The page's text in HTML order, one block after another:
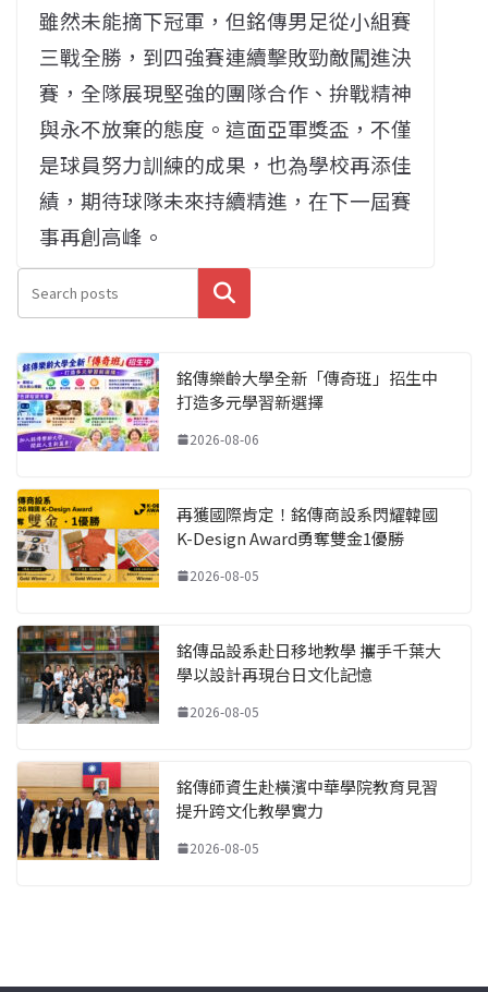
雖然未能摘下冠軍，但銘傳男足從小組賽
三戰全勝，到四強賽連續擊敗勁敵闖進決
賽，全隊展現堅強的團隊合作、拚戰精神
與永不放棄的態度。這面亞軍獎盃，不僅
是球員努力訓練的成果，也為學校再添佳
績，期待球隊未來持續精進，在下一屆賽
事再創高峰。
搜尋
銘傳樂齡大學全新「傳奇班」招生中
打造多元學習新選擇
2026-08-06
再獲國際肯定！銘傳商設系閃耀韓國
K-Design Award勇奪雙金1優勝
2026-08-05
銘傳品設系赴日移地教學 攜手千葉大
學以設計再現台日文化記憶
2026-08-05
銘傳師資生赴橫濱中華學院教育見習
提升跨文化教學實力
2026-08-05